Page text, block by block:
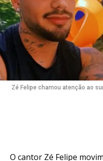
Zé Felipe chamou atenção ao
O cantor Zé Felipe